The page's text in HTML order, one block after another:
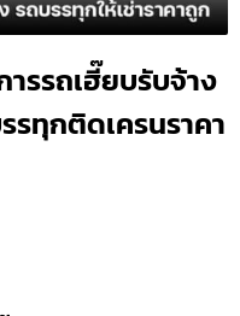
รรถเฮี๊ยบรับจ้าง
รทุกติดเครนราคา